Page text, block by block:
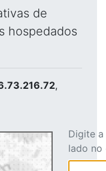
de
hospedados
,
Digite
lado no